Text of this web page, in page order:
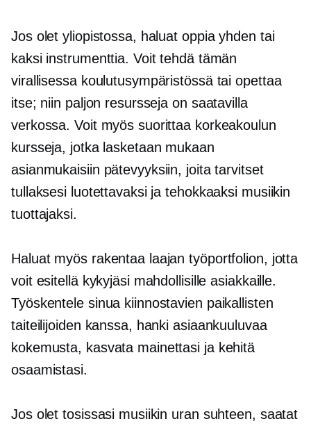
Jos olet yliopistossa, haluat oppia yhden tai
kaksi instrumenttia. Voit tehdä tämän
virallisessa koulutusympäristössä tai opettaa
itse; niin paljon resursseja on saatavilla
verkossa. Voit myös suorittaa korkeakoulun
kursseja, jotka lasketaan mukaan
asianmukaisiin pätevyyksiin, joita tarvitset
tullaksesi luotettavaksi ja tehokkaaksi musiikin
tuottajaksi.
Haluat myös rakentaa laajan työportfolion, jotta
voit esitellä kykyjäsi mahdollisille asiakkaille.
Työskentele sinua kiinnostavien paikallisten
taiteilijoiden kanssa, hanki asiaankuuluvaa
kokemusta, kasvata mainettasi ja kehitä
osaamistasi.
Jos olet tosissasi musiikin uran suhteen, saatat